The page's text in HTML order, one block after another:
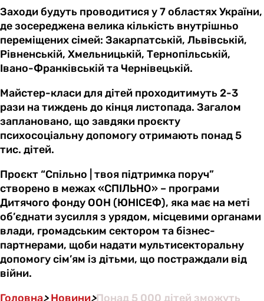
Заходи будуть проводитися у 7 областях України,
де зосереджена велика кількість внутрішньо
переміщених сімей: Закарпатській, Львівській,
Рівненській, Хмельницькій, Тернопільській,
Івано-Франківській та Чернівецькій.
Майстер-класи для дітей проходитимуть 2-3
рази на тиждень до кінця листопада. Загалом
заплановано, що завдяки проєкту
психосоціальну допомогу отримають понад 5
тис. дітей.
Проєкт “Спільно | твоя підтримка поруч”
створено в межах «СПІЛЬНО» – програми
Дитячого фонду ООН (ЮНІСЕФ), яка має на меті
об’єднати зусилля з урядом, місцевими органами
влади, громадським сектором та бізнес-
партнерами, щоби надати мультисекторальну
допомогу сім’ям із дітьми, що постраждали від
війни.
Головна>Новини>Понад 5 000 дітей зможуть